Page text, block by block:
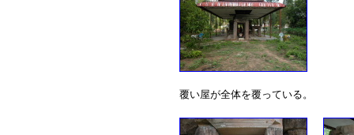
覆い屋が全体を覆っている。